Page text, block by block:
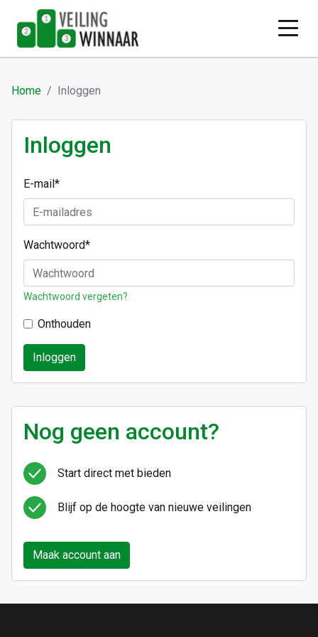
Home Inloggen
Inloggen
E-mail*
Wachtwoord*
Wachtwoord vergeten?
Onthouden
Inloggen
Nog geen account?
Start direct met bieden
Blijf op de hoogte van nieuwe veilingen
Maak account aan